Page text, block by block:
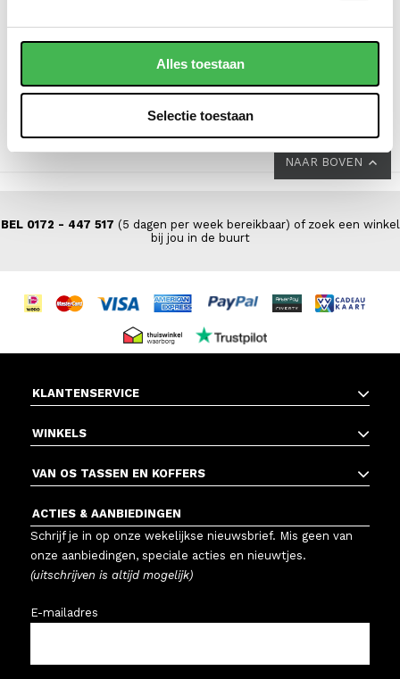
Alles toestaan
Selectie toestaan
morius
VOOR 69,00
floater field leer
VAN 199,00
NAAR BOVEN
BEL 0172 - 447 517 (5 dagen per week bereikbaar) of zoek een winkel
bij jou in de buurt
KLANTENSERVICE
WINKELS
VAN OS TASSEN EN KOFFERS
ACTIES & AANBIEDINGEN
Schrijf je in op onze wekelijkse nieuwsbrief. Mis geen van
onze aanbiedingen, speciale acties en nieuwtjes.
(uitschrijven is altijd mogelijk)
E-mailadres